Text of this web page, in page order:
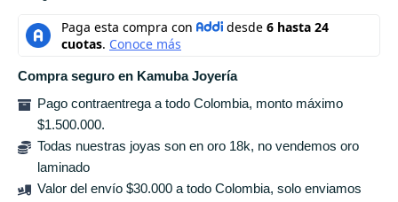
Compra seguro en Kamuba Joyería
Pago contraentrega a todo Colombia, monto máximo
$1.500.000.
Todas nuestras joyas son en oro 18k, no vendemos oro
laminado
Valor del envío $30.000 a todo Colombia, solo enviamos